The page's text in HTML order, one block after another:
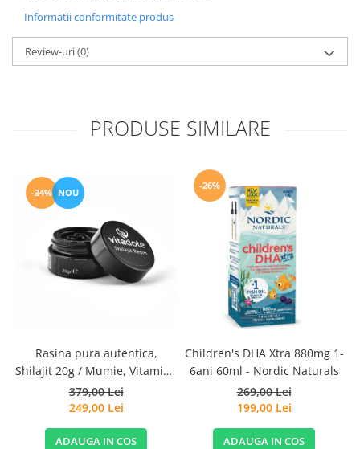
Informatii conformitate produs
Review-uri(0)
PRODUSE SIMILARE
-34% NOU
Rasina pura autentica,
Shilajit 20g / Mumie, Vitamine
si Micronutrienti - Vitadote
379,00 Lei
249,00 Lei
ADAUGA IN COS
-26%
Children's DHA Xtra 880mg 1-
6ani 60ml - Nordic Naturals
269,00 Lei
199,00 Lei
ADAUGA IN COS